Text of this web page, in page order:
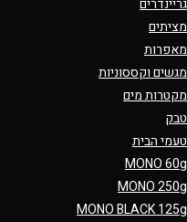
גריינדרים
מציתים
מאפרות
מגשים וקססוניות
מקטרות מים
טבק
טעמי הבית
MONO 60g
MONO 250g
MONO BLACK 125g